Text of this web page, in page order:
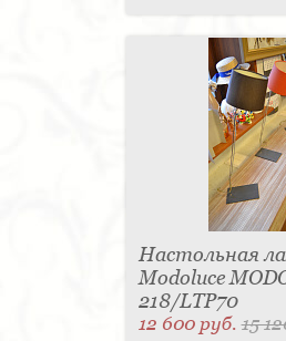
Настольная
Modoluce
218/LTP70
12 600 руб.15